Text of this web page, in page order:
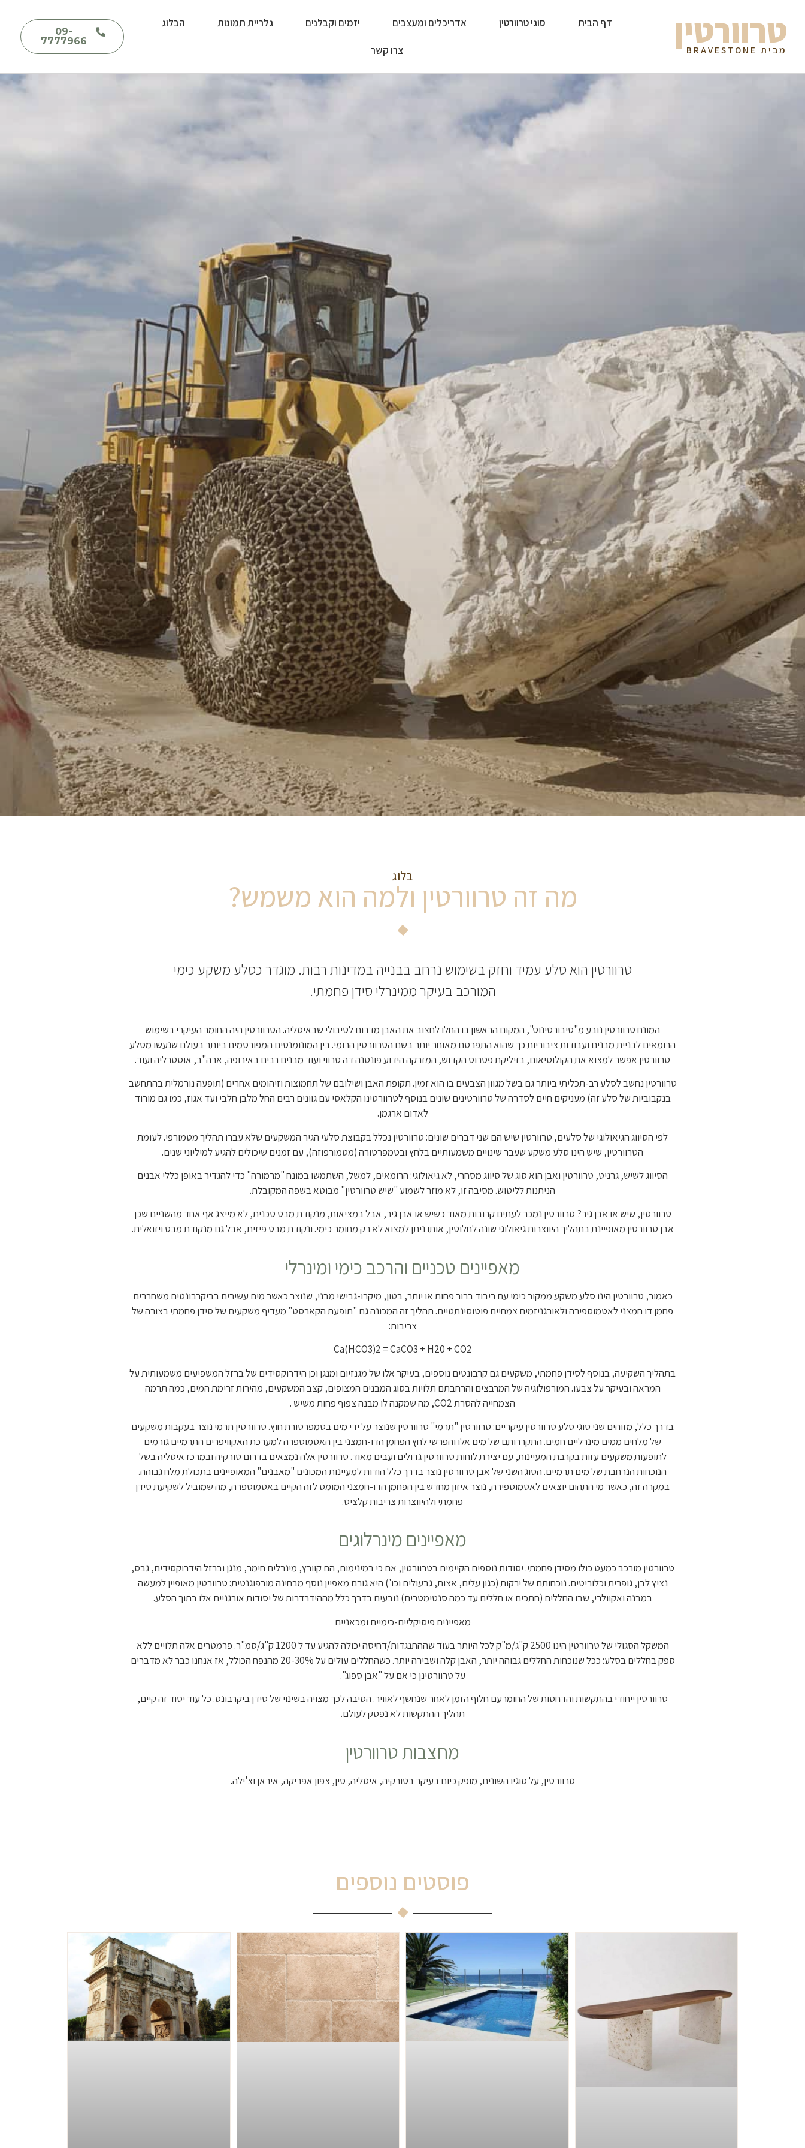
טרוורטין
מבית BRAVESTONE
דף הבית סוגי טרוורטין אדריכלים ומעצבים יזמים וקבלנים גלריית תמונות הבלוג
צרו קשר
09-
7777966
בלוג
מה זה טרוורטין ולמה הוא משמש?
טרוורטין הוא סלע עמיד וחזק בשימוש נרחב בבנייה במדינות רבות. מוגדר כסלע משקע כימי
המורכב בעיקר ממינרלי סידן פחמתי.
המונח טרוורטין נובע מ"טיבורטינוס", המקום הראשון בו החלו לחצוב את האבן מדרום לטיבולי שבאיטליה. הטרוורטין היה החומר העיקרי בשימוש
הרומאים לבניית מבנים ועבודות ציבוריות כך שהוא התפרסם מאוחר יותר בשם הטרוורטין הרומי. בין המונומנטים המפורסמים ביותר בעולם שנעשו מסלע
טרוורטין אפשר למצוא את הקולוסיאום, בזיליקת פטרוס הקדוש, המזרקה הידוע פונטנה דה טרווי ועוד מבנים רבים באירופה, ארה"ב, אוסטרליה ועוד.
טרוורטין נחשב לסלע רב-תכליתי ביותר גם בשל מגוון הצבעים בו הוא זמין. תקופת האבן ושילובם של תחמוצות וזיהומים אחרים (תופעה נורמלית בהתחשב
בנקבוביות של סלע זה) מעניקים חיים לסדרה של טרוורטינים שונים בנוסף לטרוורטינו הקלאסי עם גוונים רבים החל מלבן חלבי ועד אגוז, כמו גם מורוד
לאדום ארגמן.
לפי הסיווג הגיאולוגי של סלעים, טרוורטין שיש הם שני דברים שונים: טרוורטין נכלל בקבוצת סלעי הגיר המשקעים שלא עברו תהליך מטמורפי. לעומת
הטרוורטין, שיש הינו סלע משקע שעבר שינויים משמעותיים בלחץ ובטמפרטורה (מטמורפוזה), עם זמנים שיכולים להגיע למיליוני שנים.
הסיווג לשיש, גרניט, טרוורטין ואבן הוא סוג של סיווג מסחרי, לא גיאולוגי: הרומאים, למשל, השתמשו במונח "מרמורה" כדי להגדיר באופן כללי אבנים
הניתנות לליטוש. מסיבה זו, לא מוזר לשמוע "שיש טרוורטין" מבוטא בשפה המקובלת.
טרוורטין, שיש או אבן גיר? טרוורטין נמכר לעתים קרובות מאוד כשיש או אבן גיר, אבל במציאות, מנקודת מבט טכנית, לא מייצג אף אחד מהשניים שכן
אבן טרוורטין מאופיינת בתהליך היווצרות גיאולוגי שונה לחלוטין, אותו ניתן למצוא לא רק מחומר כימי. ונקודת מבט פיזית, אבל גם מנקודת מבט ויזואלית.
מאפיינים טכניים והרכב כימי ומינרלי
כאמור, טרוורטין הינו סלע משקע ממקור כימי עם ריבוד ברור פחות או יותר, בטון, מיקרו-גבישי מבני, שנוצר כאשר מים עשירים בביקרבונטים משחררים
פחמן דו חמצני לאטמוספירה ולאורגניזמים צמחיים פוטוסינתטיים. תהליך זה המכונה גם "תופעת הקארסט" מעדיף משקעים של סידן פחמתי בצורה של
צריבות:
Ca(HCO3)2 = CaCO3 + H20 + CO2
בתהליך השקיעה, בנוסף לסידן פחמתי, משקעים גם קרבונטים נוספים, בעיקר אלו של מגנזיום ומנגן וכן הידרוקסידים של ברזל המשפיעים משמעותית על
המראה ובעיקר על צבעו. המורפולוגיה של המרבצים והרחבתם תלויות בסוג המבנים המצופים, קצב המשקעים, מהירות זרימת המים, כמה תרמה
הצמחייה להסרת CO2, מה שמקנה לו מבנה צפוף פחות משיש .
בדרך כלל, מזוהים שני סוגי סלע טרוורטין עיקריים: טרוורטין "תרמי" טרוורטין שנוצר על ידי מים בטמפרטורת חוץ. טרוורטין תרמי נוצר בעקבות משקעים
של מלחים ממים מינרליים חמים. התקררותם של מים אלו והפרשי לחץ הפחמן הדו-חמצני בין האטמוספרה למערכת האקוויפרים התרמיים גורמים
לתופעות משקעים עזות בקרבת המעיינות, עם יצירת לוחות טרוורטין גדולים ועבים מאוד. טרוורטין אלה נמצאים בדרום טורקיה ובמרכז איטליה בשל
הנוכחות הנרחבת של מים תרמיים. הסוג השני של אבן טרוורטין נוצר בדרך כלל הודות למעיינות המכונים "מאבנים" המאופיינים בתכולת מלח גבוהה.
במקרה זה, כאשר מי התהום יוצאים לאטמוספירה, נוצר איזון מחדש בין הפחמן הדו-חמצני המומס לזה הקיים באטמוספרה, מה שמוביל לשקיעת סידן
פחמתי ולהיווצרות צריבות קלציט.
מאפיינים מינרלוגים
טרוורטין מורכב כמעט כולו מסידן פחמתי. יסודות נוספים הקיימים בטרוורטין, אם כי במינימום, הם קוורץ, מינרלים חימר, מנגן וברזל הידרוקסידים, גבס,
נציץ לבן, גופרית וכלוריטים. נוכחותם של ירקות (כגון עלים, אצות, גבעולים וכו') היא גורם מאפיין נוסף מבחינה מורפוגנטית: טרוורטין מאופיין למעשה
במבנה ואקוולרי, שבו החללים (חתכים או חללים עד כמה סנטימטרים) נובעים בדרך כלל מההידרדרות של יסודות אורגניים אלו בתוך הסלע.
מאפיינים פיסיקליים-כימיים ומכאניים
המשקל הסגולי של טרוורטין הינו 2500 ק"ג/מ"ק לכל היותר בעוד שההתנגדות/דחיסה יכולה להגיע עד ל 1200 ק"ג/סמ"ר. פרמטרים אלה תלויים ללא
ספק בחללים בסלע: ככל שנוכחות החללים גבוהה יותר, האבן קלה ושבירה יותר. כשהחללים עולים על 20-30% מהנפח הכולל, אז אנחנו כבר לא מדברים
על טרוורטינן כי אם על "אבן ספוג".
טרוורטין ייחודי בהתקשות והדחסות של החומרעם חלוף הזמן לאחר שנחשף לאוויר. הסיבה לכך מצויה בשינוי של סידן ביקרבונט. כל עוד יסוד זה קיים,
תהליך ההתקשות לא נפסק לעולם.
מחצבות טרוורטין
טרוורטין, על סוגיו השונים, מופק כיום בעיקר בטורקיה, איטליה, סין, צפון אפריקה, איראן וצ'ילה.
פוסטים נוספים